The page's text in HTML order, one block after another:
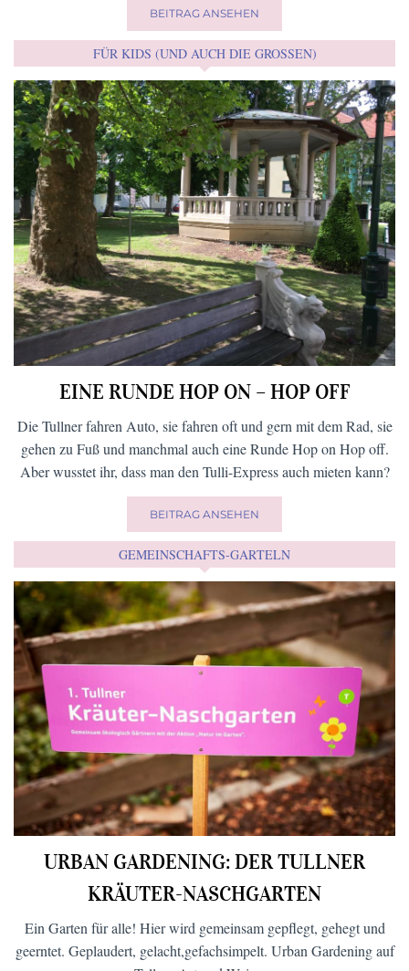
BEITRAG ANSEHEN
FÜR KIDS (UND AUCH DIE GROSSEN)
EINE RUNDE HOP ON – HOP OFF
Die Tullner fahren Auto, sie fahren oft und gern mit dem Rad, sie
gehen zu Fuß und manchmal auch eine Runde Hop on Hop off.
Aber wusstet ihr, dass man den Tulli-Express auch mieten kann?
BEITRAG ANSEHEN
GEMEINSCHAFTS-GARTELN
URBAN GARDENING: DER TULLNER
KRÄUTER-NASCHGARTEN
Ein Garten für alle! Hier wird gemeinsam gepflegt, gehegt und
geerntet. Geplaudert, gelacht,gefachsimpelt. Urban Gardening auf